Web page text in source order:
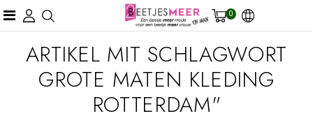
0
ARTIKEL MIT SCHLAGWORT
GROTE MATEN KLEDING
ROTTERDAM"